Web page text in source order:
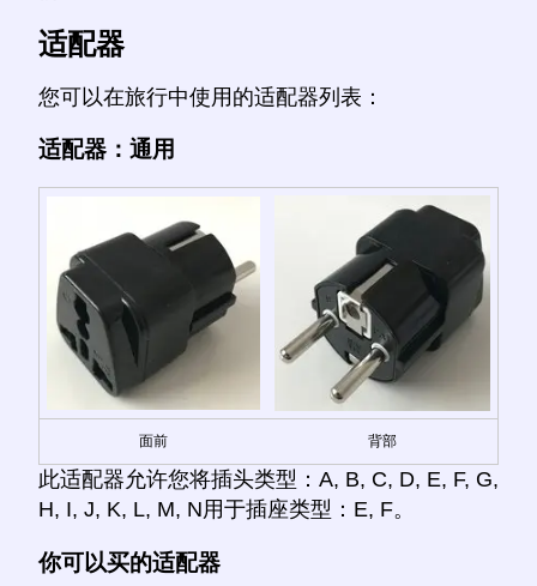
适配器
您可以在旅行中使用的适配器列表：
适配器：通用
面前 背部
此适配器允许您将插头类型：A, B, C, D, E, F, G,
H, I, J, K, L, M, N用于插座类型：E, F。
你可以买的适配器